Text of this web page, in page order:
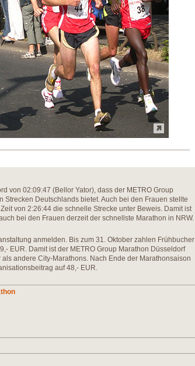
von 02:09:47 (Bellor Yator), dass der METRO Group
Strecken Deutschlands bietet. Auch bei den Frauen stellte
von 2:26:44 die schnelle Strecke unter Beweis. Damit ist
bei den Frauen derzeit der schnellste Marathon in NRW.
anmelden. Bis zum 31. Oktober zahlen Frühbucher
EUR. Damit ist der METRO Group Marathon Düsseldorf
andere City-Marathons. Nach Ende der Marathonsaison
auf 48,- EUR.